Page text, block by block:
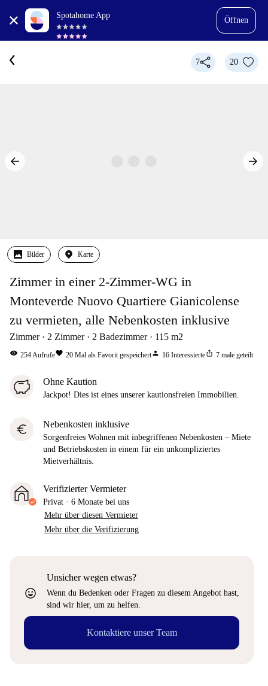
Spotahome App
Öffnen
7 20
Bilder Karte
Zimmer in einer 2-Zimmer-WG in
Monteverde Nuovo Quartiere Gianicolense
zu vermieten, alle Nebenkosten inklusive
Zimmer 2 Zimmer 2 Badezimmer 115 m2
visibility 254Aufrufefavorite 20 Mal als Favorit gespeichertperson 16 Interessierteios_share 7 male geteilt
Ohne Kaution
Jackpot! Dies ist eines unserer kautionsfreien Immobilien.
euro Nebenkosten inklusive
Sorgenfreies Wohnen mit inbegriffenen Nebenkosten – Miete
und Betriebskosten in einem für ein unkompliziertes
Mietverhältnis.
Verifizierter Vermieter
Privat · 6 Monate bei uns
Mehr über diesen Vermieter
Mehr über die Verifizierung
sentiment_very_satisfied
Unsicher wegen etwas?
Wenn du Bedenken oder Fragen zu diesem Angebot hast,
sind wir hier, um zu helfen.
Kontaktiere unser Team